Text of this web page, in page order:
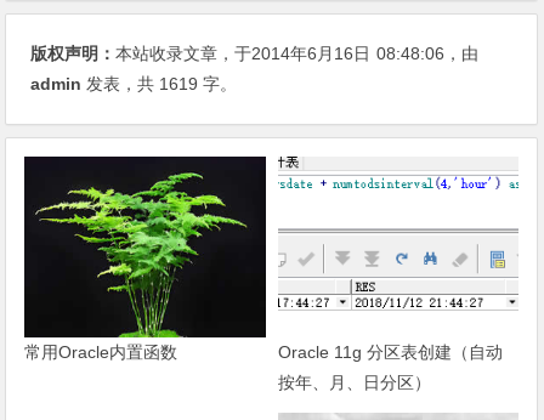
版权声明：本站收录文章，于2014年6月16日 08:48:06 ，由
admin 发表，共 1619 字。
常用Oracle内置函数
Oracle 11g 分区表创建（自动
按年、月、日分区）